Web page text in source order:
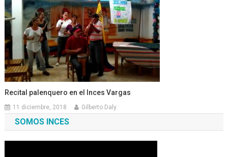
Recital palenquero en el Inces Vargas
11 diciembre, 2018 Gilberto Daly
SOMOS INCES